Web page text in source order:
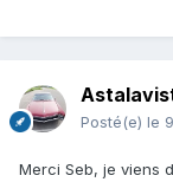
Posté(e) le
Merci Seb, je viens